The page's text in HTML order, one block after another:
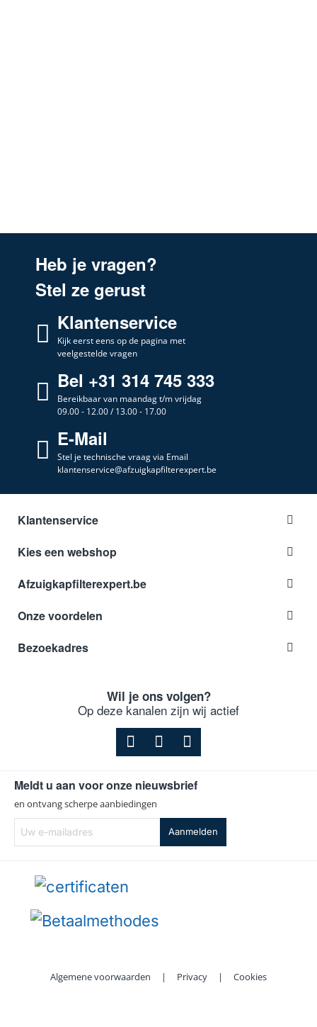
Heb je vragen?
Stel ze gerust
Klantenservice
Kijk eerst eens op de pagina met
veelgestelde vragen
Bel +31 314 745 333
Bereikbaar van maandag t/m vrijdag
09.00 - 12.00 / 13.00 - 17.00
E-Mail
Stel je technische vraag via Email
klantenservice@afzuigkapfilterexpert.be
Klantenservice
Kies een webshop
Afzuigkapfilterexpert.be
Onze voordelen
Bezoekadres
Wil je ons volgen?
Op deze kanalen zijn wij actief
Meldt u aan voor onze nieuwsbrief
en ontvang scherpe aanbiedingen
e-
mailadres
Aanmelden
Algemene voorwaarden | Privacy | Cookies